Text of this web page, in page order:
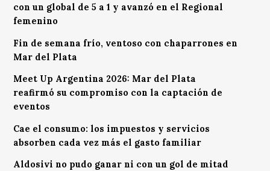
con un global de 5 a 1 y avanzó en el Regional
femenino
Fin de semana frío, ventoso con chaparrones en
Mar del Plata
Meet Up Argentina 2026: Mar del Plata
reafirmó su compromiso con la captación de
eventos
Cae el consumo: los impuestos y servicios
absorben cada vez más el gasto familiar
Aldosivi no pudo ganar ni con un gol de mitad